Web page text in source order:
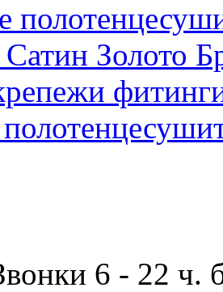
Золото
6 - 22 ч.